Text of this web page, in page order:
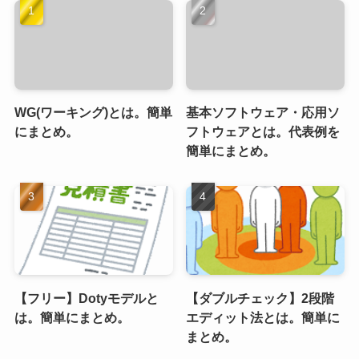
WG(ワーキング)とは。簡単
にまとめ。
基本ソフトウェア・応用ソ
フトウェアとは。代表例を
簡単にまとめ。
【フリー】Dotyモデルと
は。簡単にまとめ。
【ダブルチェック】2段階
エディット法とは。簡単に
まとめ。